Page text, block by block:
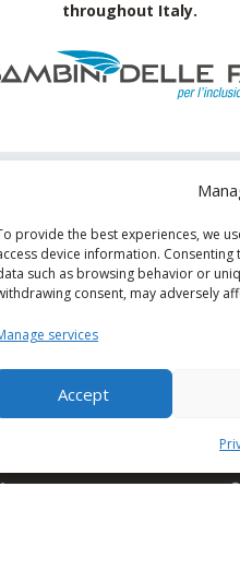
provide the best experiences, we
device information.
such as browsing behavior or
consent, may adversely
services
Accept
throughout Italy.
and insights